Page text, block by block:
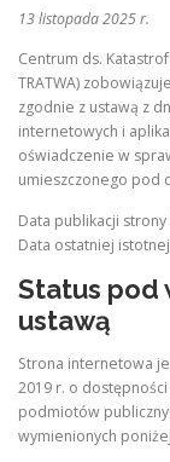
13 listopada 2025 r.
Centrum ds.
TRATWA)
zgodnie z ustawą z
internetowych i
oświadczenie w
umieszczonego pod
Data publikacji
Data ostatniej
Status pod
ustawą
Strona internetowa
2019 r. o
podmiotów
wymienionych